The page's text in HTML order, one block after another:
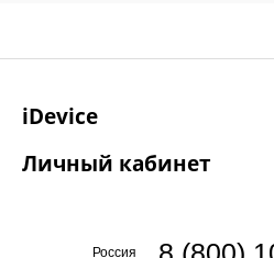
iDevice
Личный кабинет
Россия